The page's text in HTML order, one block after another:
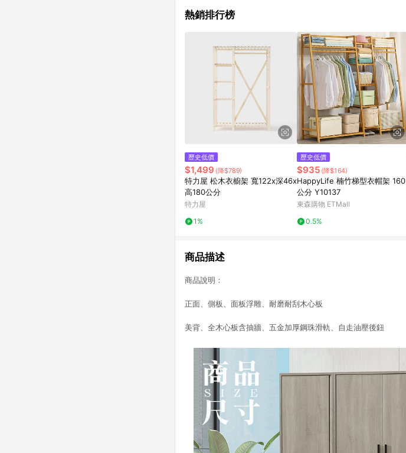
熱銷排行榜
歷史低價
$1,499 (降$789)
特力屋 松木衣櫥架 寬122x深46x
高180公分
特力屋
1%
歷史低價
$935 (降$164)
HappyLife 楠竹梯型衣帽架 160
公分 Y10137
東森購物 ETMall
0.5%
商品描述
商品說明：
正面、側板、面板浮雕、耐磨耐刮木心板
美背、全木心板含抽牆、五金加厚鋼珠滑軌、自走油壓後鈕